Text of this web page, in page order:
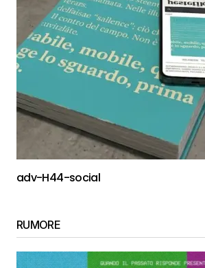
adv-H44-social
RUMORE